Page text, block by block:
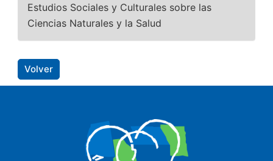
Estudios Sociales y Culturales sobre las
Ciencias Naturales y la Salud
Volver